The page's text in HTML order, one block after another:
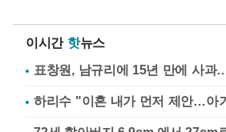
이시간 핫뉴스
표창원, 남규리에 15년 만에 사
하리수 "이혼 내가 먼저 제안…아